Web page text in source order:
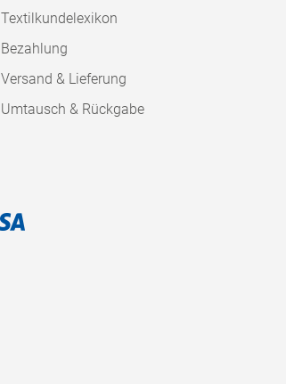
Textilkundelexikon
Bezahlung
Versand & Lieferung
Umtausch & Rückgabe